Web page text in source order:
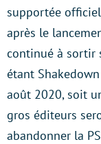
supportée
après le
continué à sortir
étant
août 2020, soit
gros éditeurs
abandonner la